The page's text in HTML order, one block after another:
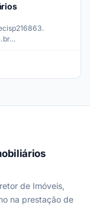
de Imóveis,
na prestação de